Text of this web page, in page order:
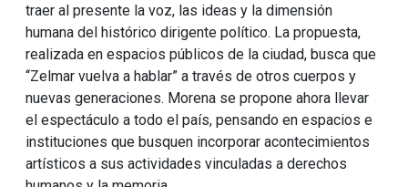
traer al presente la voz, las ideas y la dimensión
humana del histórico dirigente político. La propuesta,
realizada en espacios públicos de la ciudad, busca que
“Zelmar vuelva a hablar” a través de otros cuerpos y
nuevas generaciones. Morena se propone ahora llevar
el espectáculo a todo el país, pensando en espacios e
instituciones que busquen incorporar acontecimientos
artísticos a sus actividades vinculadas a derechos